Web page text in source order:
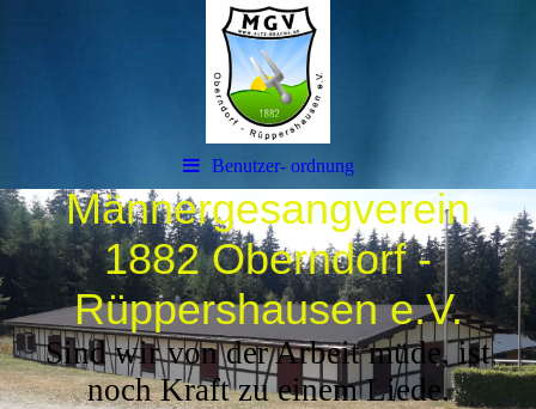
Benutzer- ordnung
Männergesangverein
1882 Oberndorf -
Rüppershausen e.V.
Sind wir von der Arbeit müde, ist
noch Kraft zu einem Liede.